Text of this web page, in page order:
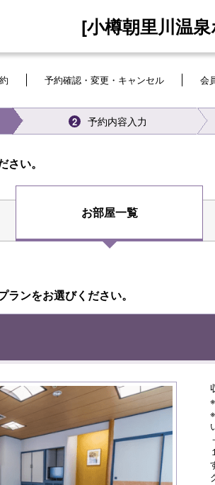
[小樽朝里川温
予約確認・変更・キャンセル 会
2 予約内容入力
い。
お部屋一覧
ンをお選びください。